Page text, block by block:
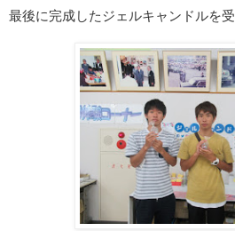
最後に完成したジェルキャンドルを